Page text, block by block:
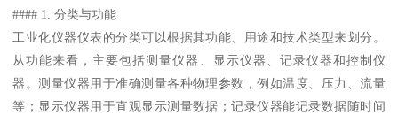
#### 1. 分类与功能
工业化仪器仪表的分类可以根据其功能、用途和技术类型来划分。
从功能来看，主要包括测量仪器、显示仪器、记录仪器和控制仪
器。测量仪器用于准确测量各种物理参数，例如温度、压力、流量
等；显示仪器用于直观显示测量数据；记录仪器能记录数据随时间